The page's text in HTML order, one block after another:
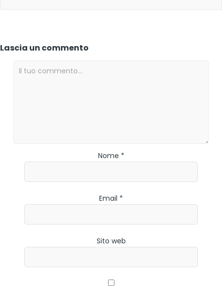
Lascia un commento
Nome *
Email *
Sito web